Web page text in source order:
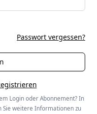
Passwort vergessen?
Login oder Abonnement? In
Sie weitere Informationen zu